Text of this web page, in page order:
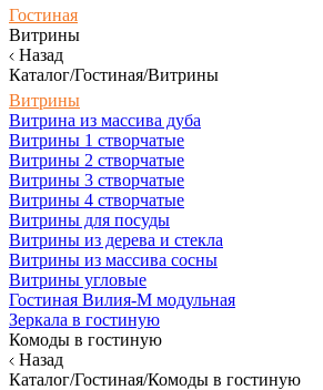
Гостиная
Витрины
Назад
Каталог/Гостиная/Витрины
Витрины
Витрина из массива дуба
Витрины 1 створчатые
Витрины 2 створчатые
Витрины 3 створчатые
Витрины 4 створчатые
Витрины для посуды
Витрины из дерева и стекла
Витрины из массива сосны
Витрины угловые
Гостиная Вилия-М модульная
Зеркала в гостиную
Комоды в гостиную
Назад
Каталог/Гостиная/Комоды в гостиную